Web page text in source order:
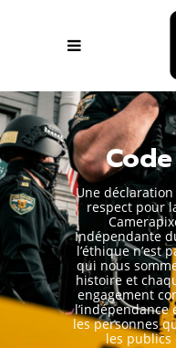
Une
respect pour
Indépendante
l’éthique n’est
qui nous
histoire et
engagement
l’indépendance
les personnes
les publics